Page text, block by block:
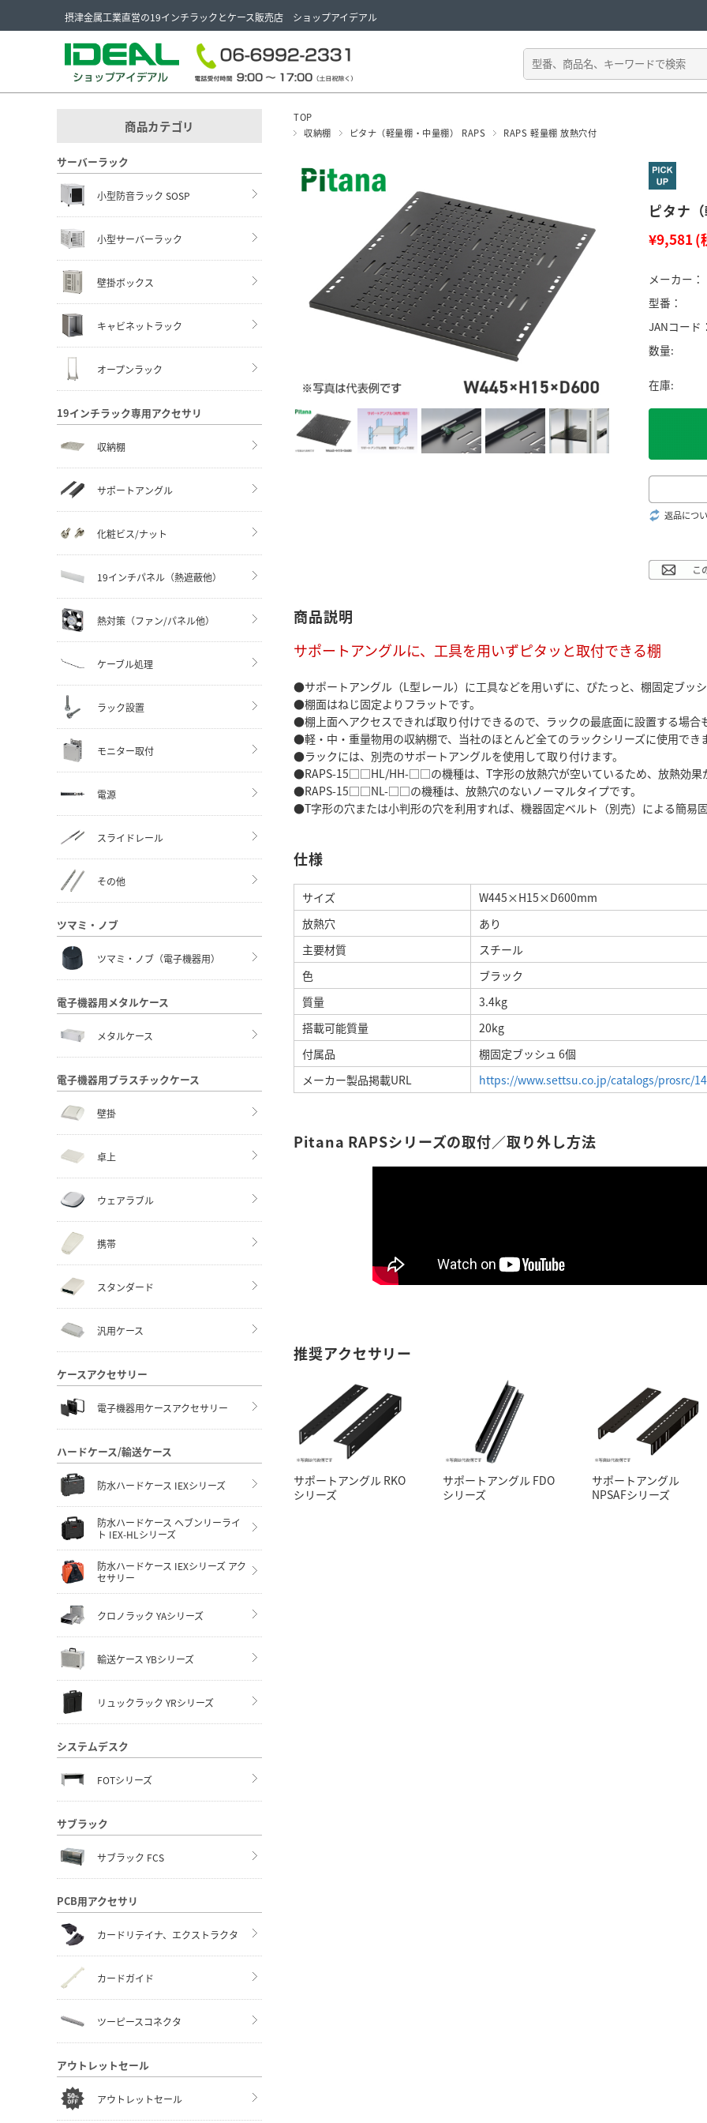
摂津金属工業直営の19インチラックとケース販売店 ショップアイデアル
TOP
収納棚
ピタナ（軽量棚・中量棚） RAPS RAPS 軽量棚 放熱穴付
ピタナ
¥9,581 (
メーカー：
型番：
JANコード
数量:
在庫:
返品につ
商品説明
サポートアングルに、工具を用いずピタッと取付できる棚
●サポートアングル（L型レール）に工具などを用いずに、ぴたっと、棚固定ブッ
●棚面はねじ固定よりフラットです。
●棚上面へアクセスできれば取り付けできるので、ラックの最底面に設置する場合
●軽・中・重量物用の収納棚で、当社のほとんど全てのラックシリーズに使用でき
●ラックには、別売のサポートアングルを使用して取り付けます。
●RAPS-15□□HL/HH-□□の機種は、T字形の放熱穴が空いているため、放熱効果
●RAPS-15□□NL-□□の機種は、放熱穴のないノーマルタイプです。
●T字形の穴または小判形の穴を利用すれば、機器固定ベルト（別売）による簡易
仕様
サイズ
W445×H15×D600mm
放熱穴
あり
主要材質
スチール
色
ブラック
質量
3.4kg
搭載可能質量
20kg
付属品
棚固定ブッシュ 6個
メーカー製品掲載URL
https://www.settsu.co.jp/catalogs/prosrc/
Pitana RAPSシリーズの取付／取り外し方法
推奨アクセサリー
サポートアングル RKO
シリーズ
サポートアングル FDO
シリーズ
サポートアングル
NPSAFシリーズ
商品カテゴリ
サーバーラック
小型防音ラック SOSP
小型サーバーラック
壁掛ボックス
キャビネットラック
オープンラック
19インチラック専用アクセサリ
収納棚
サポートアングル
化粧ビス/ナット
19インチパネル（熱遮蔽他）
熱対策（ファン/パネル他）
ケーブル処理
ラック設置
モニター取付
電源
スライドレール
その他
ツマミ・ノブ
ツマミ・ノブ（電子機器用）
電子機器用メタルケース
メタルケース
電子機器用プラスチックケース
壁掛
卓上
ウェアラブル
携帯
スタンダード
汎用ケース
ケースアクセサリー
電子機器用ケースアクセサリー
ハードケース/輸送ケース
防水ハードケース IEXシリーズ
防水ハードケース ヘブンリーライ
ト IEX-HLシリーズ
防水ハードケース IEXシリーズ アク
セサリー
クロノラック YAシリーズ
輸送ケース YBシリーズ
リュックラック YRシリーズ
システムデスク
FOTシリーズ
サブラック
サブラック FCS
PCB用アクセサリ
カードリテイナ、エクストラクタ
カードガイド
ツーピースコネクタ
アウトレットセール
アウトレットセール